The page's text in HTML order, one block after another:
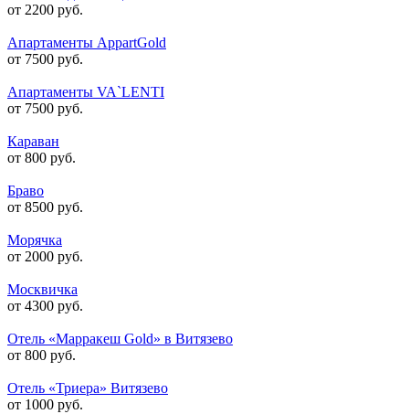
от 2200 руб.
Апартаменты AppartGold
от 7500 руб.
Апартаменты VA`LENTI
от 7500 руб.
Караван
от 800 руб.
Браво
от 8500 руб.
Морячка
от 2000 руб.
Москвичка
от 4300 руб.
Отель «Марракеш Gold» в Витязево
от 800 руб.
Отель «Триера» Витязево
от 1000 руб.